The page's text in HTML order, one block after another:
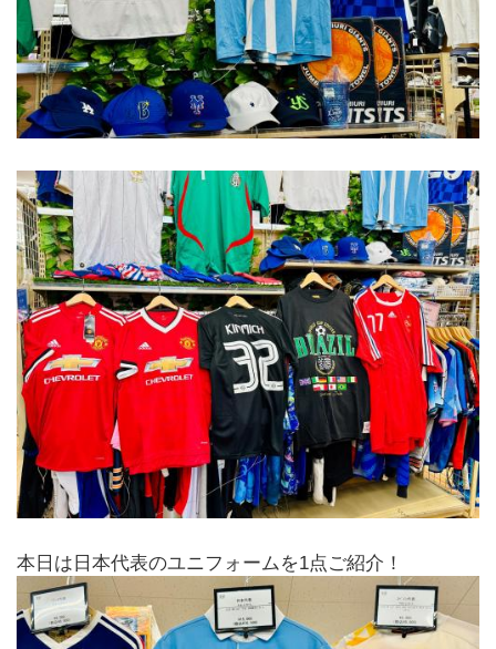
本日は日本代表のユニフォームを1点ご紹介！